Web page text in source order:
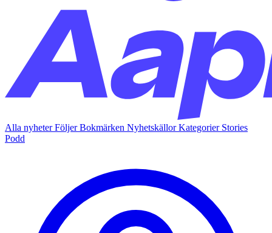
Alla nyheterFöljerBokmärken NyhetskällorKategorier Stories
Podd